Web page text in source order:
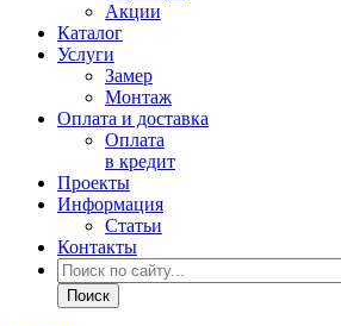
Акции
Каталог
Услуги
Замер
Монтаж
Оплата и доставка
Оплата
в кредит
Проекты
Информация
Статьи
Контакты